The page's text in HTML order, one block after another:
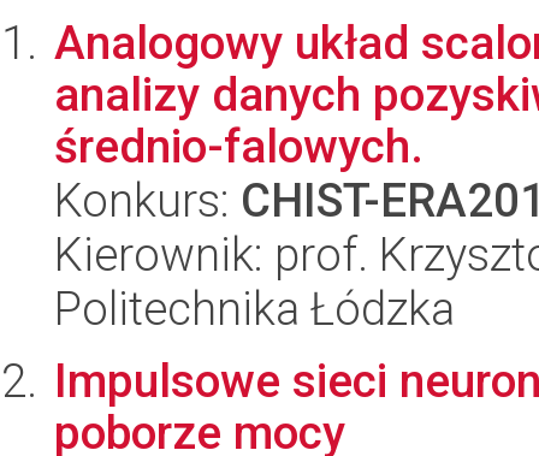
Analogowy układ
analizy danych
średnio-falowych.
Konkurs: CHIST-
Kierownik: prof.
Politechnika Łódzka
Impulsowe sieci
poborze mocy